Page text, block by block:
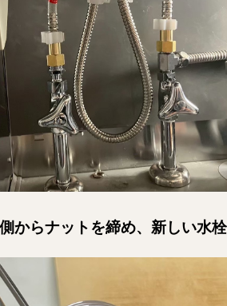
からナットを締め、新しい水